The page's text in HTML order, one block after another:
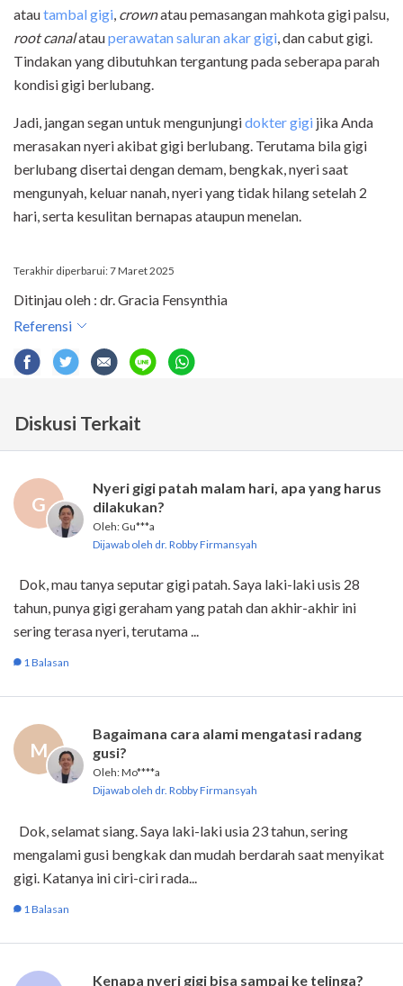
atautambal gigi, crownatau pemasangan mahkota gigi palsu,
root canalatauperawatan saluran akar gigi, dan cabut gigi.
Tindakan yang dibutuhkan tergantung pada seberapa parah
kondisi gigi berlubang.
Jadi, jangan segan untuk mengunjungidokter gigi jika Anda
merasakan nyeri akibat gigi berlubang. Terutama bila gigi
berlubang disertai dengan demam, bengkak, nyeri saat
mengunyah, keluar nanah, nyeri yang tidak hilang setelah 2
hari, serta kesulitan bernapas ataupun menelan.
Terakhir diperbarui: 7 Maret 2025